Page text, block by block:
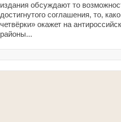
издания обсуждают то
достигнутого соглашения, то,
четвёрки» окажет на
районы...